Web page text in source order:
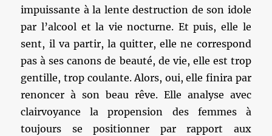
impuissante à la lente destruction de son idole
par l’alcool et la vie nocturne. Et puis, elle le
sent, il va partir, la quitter, elle ne correspond
pas à ses canons de beauté, de vie, elle est trop
gentille, trop coulante. Alors, oui, elle finira par
renoncer à son beau rêve. Elle analyse avec
clairvoyance la propension des femmes à
toujours se positionner par rapport aux